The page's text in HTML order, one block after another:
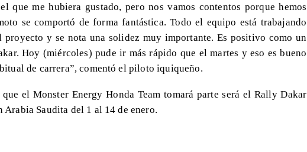
que me hubiera gustado, pero nos vamos contentos porque hemos
se comportó de forma fantástica. Todo el equipo está trabajando
proyecto y se nota una solidez muy importante. Es positivo como un
Hoy (miércoles) pude ir más rápido que el martes y eso es bueno
de carrera”, comentó el piloto iquiqueño.
el Monster Energy Honda Team tomará parte será el Rally Dakar
Arabia Saudita del 1 al 14 de enero.